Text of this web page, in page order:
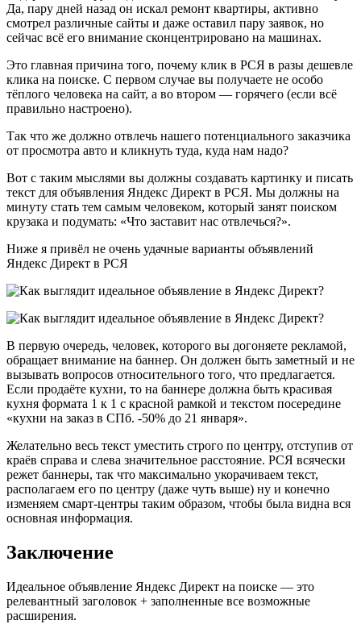
Да, пару дней назад он искал ремонт квартиры, активно
смотрел различные сайты и даже оставил пару заявок, но
сейчас всё его внимание сконцентрировано на машинах.
Это главная причина того, почему клик в РСЯ в разы дешевле
клика на поиске. С первом случае вы получаете не особо
тёплого человека на сайт, а во втором — горячего (если всё
правильно настроено).
Так что же должно отвлечь нашего потенциального заказчика
от просмотра авто и кликнуть туда, куда нам надо?
Вот с таким мыслями вы должны создавать картинку и писать
текст для объявления Яндекс Директ в РСЯ. Мы должны на
минуту стать тем самым человеком, который занят поиском
крузака и подумать: «Что заставит нас отвлечься?».
Ниже я привёл не очень удачные варианты объявлений
Яндекс Директ в РСЯ
В первую очередь, человек, которого вы догоняете рекламой,
обращает внимание на баннер. Он должен быть заметный и не
вызывать вопросов относительного того, что предлагается.
Если продаёте кухни, то на баннере должна быть красивая
кухня формата 1 к 1 с красной рамкой и текстом посередине
«кухни на заказ в СПб. -50% до 21 января».
Желательно весь текст уместить строго по центру, отступив от
краёв справа и слева значительное расстояние. РСЯ всячески
режет баннеры, так что максимально укорачиваем текст,
располагаем его по центру (даже чуть выше) ну и конечно
изменяем смарт-центры таким образом, чтобы была видна вся
основная информация.
Заключение
Идеальное объявление Яндекс Директ на поиске — это
релевантный заголовок + заполненные все возможные
расширения.